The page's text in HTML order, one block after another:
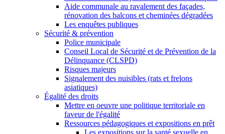
Aide communale au ravalement des façades,
rénovation des balcons et cheminées dégradées
Les enquêtes publiques
Sécurité & prévention
Police municipale
Conseil Local de Sécurité et de Prévention de la
Délinquance (CLSPD)
Risques majeurs
Signalement des nuisibles (rats et frelons
asiatiques)
Égalité des droits
Mettre en oeuvre une politique territoriale en
faveur de l'égalité
Ressources pédagogiques et expositions en prêt
Les expositions sur la santé sexuelle en